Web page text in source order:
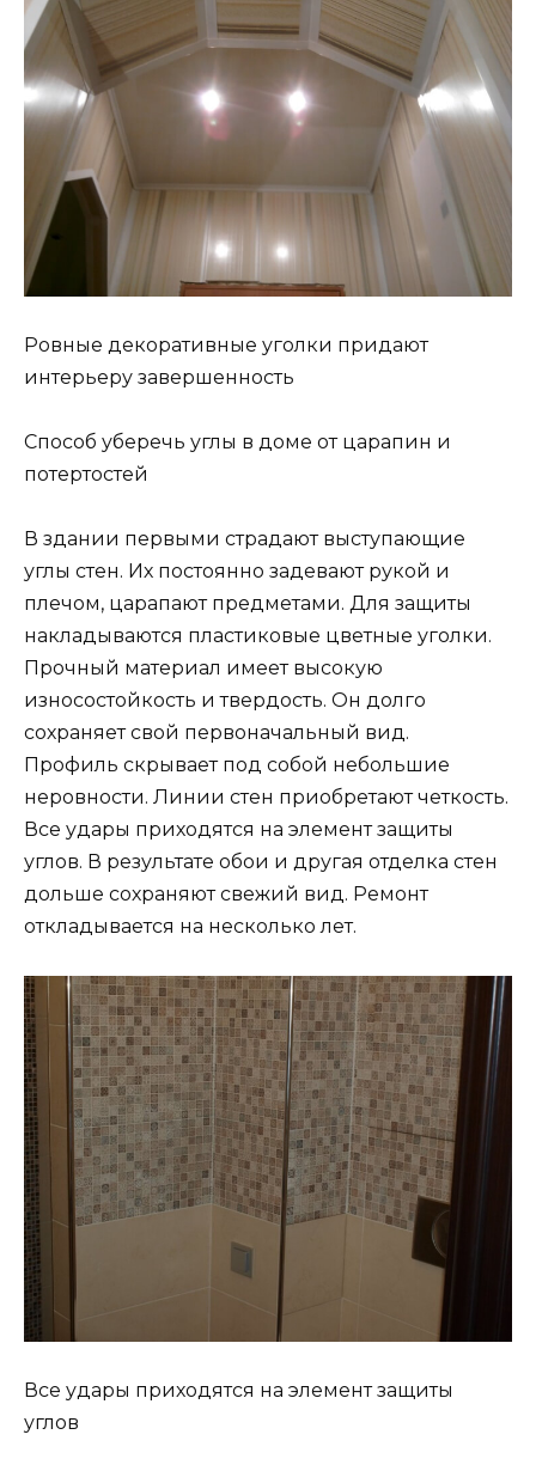
Ровные декоративные уголки придают
интерьеру завершенность
Способ уберечь углы в доме от царапин и
потертостей
В здании первыми страдают выступающие
углы стен. Их постоянно задевают рукой и
плечом, царапают предметами. Для защиты
накладываются пластиковые цветные уголки.
Прочный материал имеет высокую
износостойкость и твердость. Он долго
сохраняет свой первоначальный вид.
Профиль скрывает под собой небольшие
неровности. Линии стен приобретают четкость.
Все удары приходятся на элемент защиты
углов. В результате обои и другая отделка стен
дольше сохраняют свежий вид. Ремонт
откладывается на несколько лет.
Все удары приходятся на элемент защиты
углов